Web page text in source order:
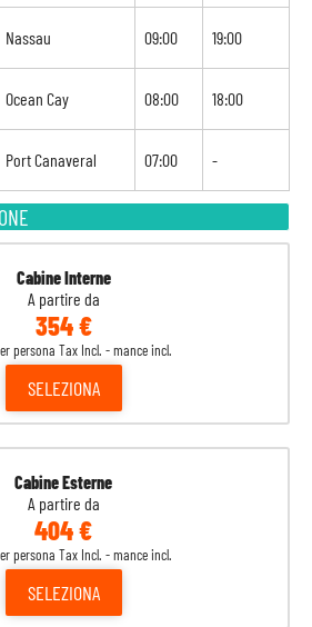
Cabine Interne
A partire da
354 €
persona Tax Incl. - mance incl.
SELEZIONA
Cabine Esterne
A partire da
404 €
persona Tax Incl. - mance incl.
SELEZIONA
Nassau 09:00 19:00
Ocean Cay 08:00 18:00
Port Canaveral 07:00 -